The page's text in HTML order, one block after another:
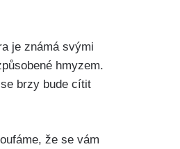
je známá svými
hmyzem.
brzy bude cítit
že se ‍vám